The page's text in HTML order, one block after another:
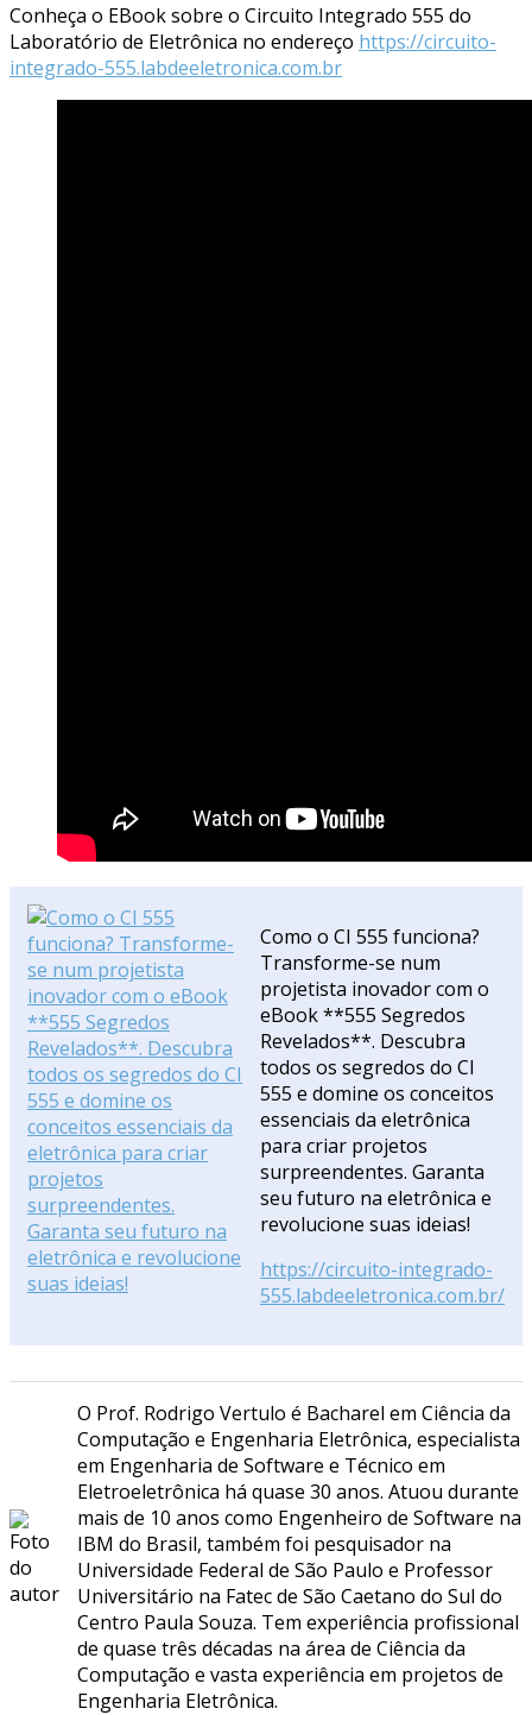
Conheça o EBook sobre o Circuito Integrado 555 do
Laboratório de Eletrônica no endereço https://circuito-
integrado-555.labdeeletronica.com.br
Como o CI 555 funciona?
Transforme-se num
projetista inovador com o
eBook **555 Segredos
Revelados**. Descubra
todos os segredos do CI
555 e domine os conceitos
essenciais da eletrônica
para criar projetos
surpreendentes. Garanta
seu futuro na eletrônica e
revolucione suas ideias!
https://circuito-integrado-
555.labdeeletronica.com.br/
O Prof. Rodrigo Vertulo é Bacharel em Ciência da
Computação e Engenharia Eletrônica, especialista
em Engenharia de Software e Técnico em
Eletroeletrônica há quase 30 anos. Atuou durante
mais de 10 anos como Engenheiro de Software na
IBM do Brasil, também foi pesquisador na
Universidade Federal de São Paulo e Professor
Universitário na Fatec de São Caetano do Sul do
Centro Paula Souza. Tem experiência profissional
de quase três décadas na área de Ciência da
Computação e vasta experiência em projetos de
Engenharia Eletrônica.